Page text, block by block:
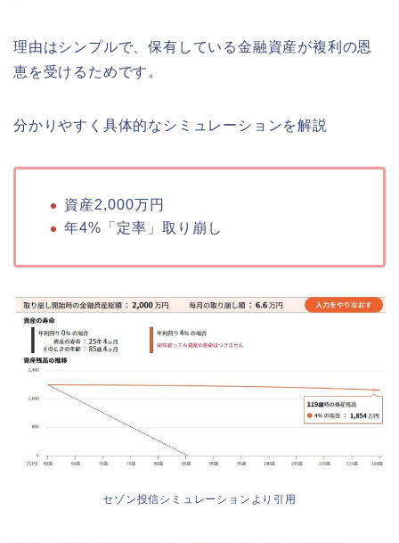
理由はシンプルで、保有している金融資産が複利の恩
恵を受けるためです。
分かりやすく具体的なシミュレーションを解説
資産2,000万円
年4%「定率」取り崩し
セゾン投信シミュレーションより引用